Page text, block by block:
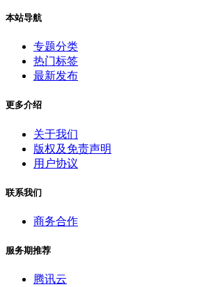
本站导航
专题分类
热门标签
最新发布
更多介绍
关于我们
版权及免责声明
用户协议
联系我们
商务合作
服务期推荐
腾讯云